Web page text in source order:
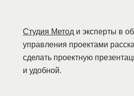
Студия Метод и эксперты в
управления проектами
сделать проектную
и удобной.